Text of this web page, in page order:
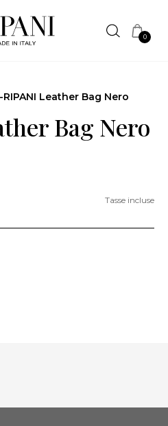
0
-RIPANI Leather Bag Nero
Bag Nero
Tasse incluse